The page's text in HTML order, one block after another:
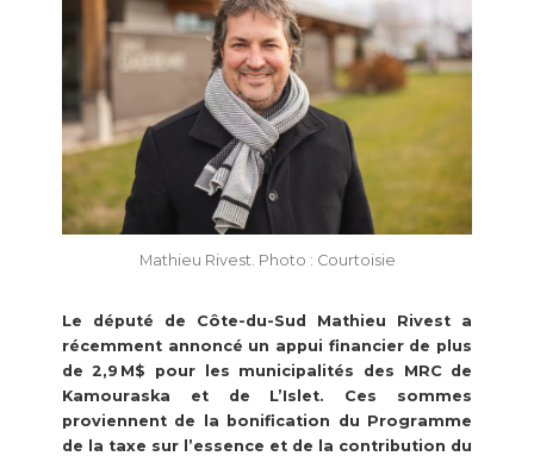
Mathieu Rivest. Photo : Courtoisie
Le député de Côte-du-Sud Mathieu Rivest a
récemment annoncé un appui financier de plus
de 2,9 M$ pour les municipalités des MRC de
Kamouraska et de L’Islet. Ces sommes
proviennent de la bonification du Programme
de la taxe sur l’essence et de la contribution du